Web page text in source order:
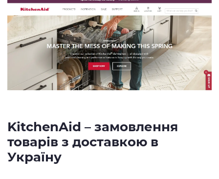
KitchenAid – замовлення
товарів з доставкою в
Україну